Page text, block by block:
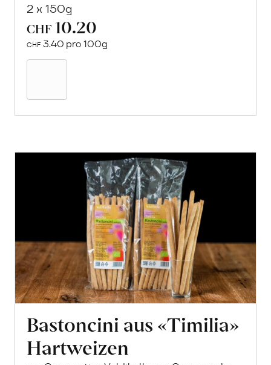
2 x 150g
CHF 10.20
CHF 3.40 pro 100g
Hartweizen
Bastoncini aus «Timilia»
Hartweizen